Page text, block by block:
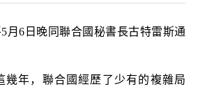
6日晚同聯合國秘書長古特雷斯通
年，聯合國經歷了少有的複雜局